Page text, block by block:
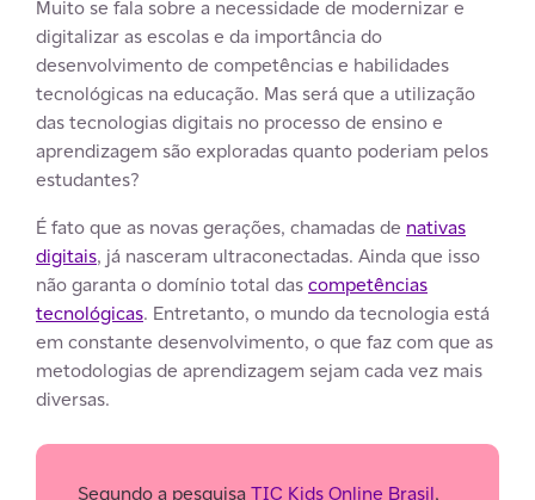
Muito se fala sobre a necessidade de modernizar e
digitalizar as escolas e da importância do
desenvolvimento de competências e habilidades
tecnológicas na educação. Mas será que a utilização
das tecnologias digitais no processo de ensino e
aprendizagem são exploradas quanto poderiam pelos
estudantes?
É fato que as novas gerações, chamadas de nativas
digitais, já nasceram ultraconectadas. Ainda que isso
não garanta o domínio total dascompetências
tecnológicas. Entretanto, o mundo da tecnologia está
em constante desenvolvimento, o que faz com que as
metodologias de aprendizagem sejam cada vez mais
diversas.
Segundo a pesquisaTIC Kids Online Brasil,